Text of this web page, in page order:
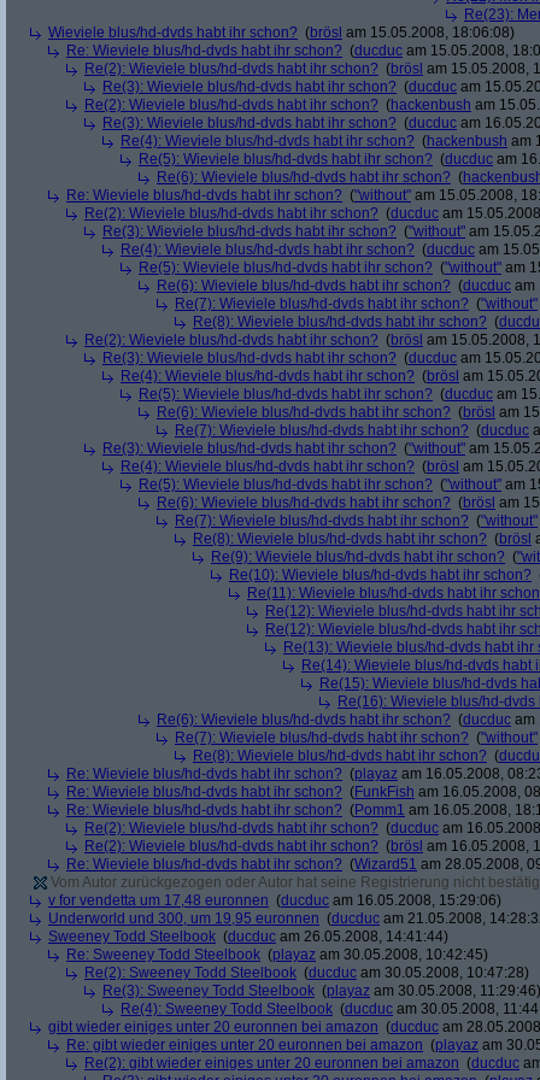
Re(23):
Wieviele blus/hd-dvds habt ihr schon? (brösl am 15.05.2008, 18:06:08)
Re: Wieviele blus/hd-dvds habt ihr schon? (ducduc am 15.05.2008,
Re(2): Wieviele blus/hd-dvds habt ihr schon? (brösl am 15.05.2008,
Re(3): Wieviele blus/hd-dvds habt ihr schon? (ducduc am
Re(2): Wieviele blus/hd-dvds habt ihr schon? (hackenbush am
Re(3): Wieviele blus/hd-dvds habt ihr schon? (ducduc am
Re(4): Wieviele blus/hd-dvds habt ihr schon? (hackenbush am
Re(5): Wieviele blus/hd-dvds habt ihr schon? (ducduc am
Re(6): Wieviele blus/hd-dvds habt ihr schon? (
Re: Wieviele blus/hd-dvds habt ihr schon? ("without" am 15.05.2008,
Re(2): Wieviele blus/hd-dvds habt ihr schon? (ducduc am
Re(3): Wieviele blus/hd-dvds habt ihr schon? ("without" am
Re(4): Wieviele blus/hd-dvds habt ihr schon? (ducduc am
Re(5): Wieviele blus/hd-dvds habt ihr schon? ("without" am
Re(6): Wieviele blus/hd-dvds habt ihr schon? (ducduc am
Re(7): Wieviele blus/hd-dvds habt ihr schon? ("without"
Re(8): Wieviele blus/hd-dvds habt ihr schon? (
Re(2): Wieviele blus/hd-dvds habt ihr schon? (brösl am 15.05.2008,
Re(3): Wieviele blus/hd-dvds habt ihr schon? (ducduc am
Re(4): Wieviele blus/hd-dvds habt ihr schon? (brösl am
Re(5): Wieviele blus/hd-dvds habt ihr schon? (ducduc am
Re(6): Wieviele blus/hd-dvds habt ihr schon? (brösl am
Re(7): Wieviele blus/hd-dvds habt ihr schon? (ducduc
Re(3): Wieviele blus/hd-dvds habt ihr schon? ("without" am
Re(4): Wieviele blus/hd-dvds habt ihr schon? (brösl am
Re(5): Wieviele blus/hd-dvds habt ihr schon? ("without" am
Re(6): Wieviele blus/hd-dvds habt ihr schon? (brösl am
Re(7): Wieviele blus/hd-dvds habt ihr schon? ("without"
Re(8): Wieviele blus/hd-dvds habt ihr schon? (brösl
Re(9): Wieviele blus/hd-dvds habt ihr schon? (
Re(10): Wieviele blus/hd-dvds habt ihr schon?
Re(11): Wieviele blus/hd-dvds habt ihr
Re(12): Wieviele blus/hd-dvds habt ihr
Re(12): Wieviele blus/hd-dvds habt ihr
Re(13): Wieviele blus/hd-dvds habt ihr
Re(14): Wieviele blus/hd-dvds habt
Re(15): Wieviele blus/hd-dvds
Re(16): Wieviele blus/hd-
Re(6): Wieviele blus/hd-dvds habt ihr schon? (ducduc am
Re(7): Wieviele blus/hd-dvds habt ihr schon? ("without"
Re(8): Wieviele blus/hd-dvds habt ihr schon? (
Re: Wieviele blus/hd-dvds habt ihr schon? (playaz am 16.05.2008,
Re: Wieviele blus/hd-dvds habt ihr schon? (FunkFish am 16.05.2008,
Re: Wieviele blus/hd-dvds habt ihr schon? (Pomm1 am 16.05.2008,
Re(2): Wieviele blus/hd-dvds habt ihr schon? (ducduc am
Re(2): Wieviele blus/hd-dvds habt ihr schon? (brösl am 16.05.2008,
Re: Wieviele blus/hd-dvds habt ihr schon? (Wizard51 am 28.05.2008,
Vom Autor zurückgezogen oder Autor hat seine Registrierung nicht
v for vendetta um 17,48 euronnen (ducduc am 16.05.2008, 15:29:06)
Underworld und 300, um 19,95 euronnen (ducduc am 21.05.2008,
Sweeney Todd Steelbook (ducduc am 26.05.2008, 14:41:44)
Re: Sweeney Todd Steelbook (playaz am 30.05.2008, 10:42:45)
Re(2): Sweeney Todd Steelbook (ducduc am 30.05.2008, 10:47:28)
Re(3): Sweeney Todd Steelbook (playaz am 30.05.2008, 11:29:46)
Re(4): Sweeney Todd Steelbook (ducduc am 30.05.2008,
gibt wieder einiges unter 20 euronnen bei amazon (ducduc am
Re: gibt wieder einiges unter 20 euronnen bei amazon (playaz am
Re(2): gibt wieder einiges unter 20 euronnen bei amazon (ducduc